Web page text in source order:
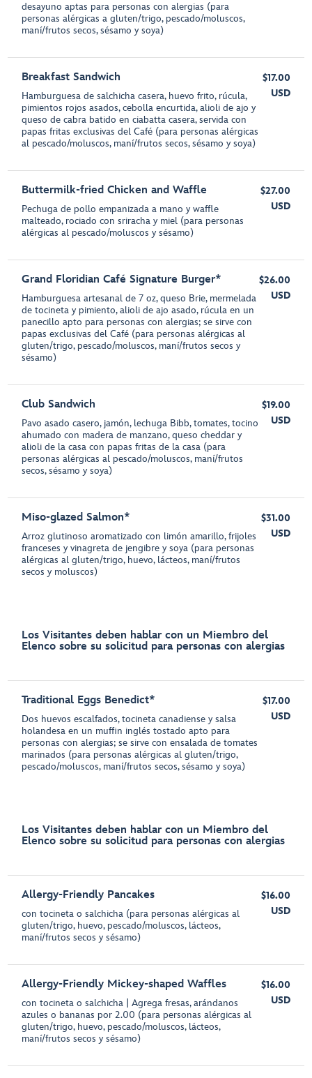
desayuno aptas para personas con alergias (para
personas alérgicas a gluten/trigo, pescado/moluscos,
maní/frutos secos, sésamo y soya)
Breakfast Sandwich
Hamburguesa de salchicha casera, huevo frito, rúcula,
pimientos rojos asados, cebolla encurtida, alioli de ajo y
queso de cabra batido en ciabatta casera, servida con
papas fritas exclusivas del Café (para personas alérgicas
al pescado/moluscos, maní/frutos secos, sésamo y soya)
$17.00
USD
Buttermilk-fried Chicken and Waffle
Pechuga de pollo empanizada a mano y waffle
malteado, rociado con sriracha y miel (para personas
alérgicas al pescado/moluscos y sésamo)
$27.00
USD
Grand Floridian Café Signature Burger*
Hamburguesa artesanal de 7 oz, queso Brie, mermelada
de tocineta y pimiento, alioli de ajo asado, rúcula en un
panecillo apto para personas con alergias; se sirve con
papas exclusivas del Café (para personas alérgicas al
gluten/trigo, pescado/moluscos, maní/frutos secos y
sésamo)
$26.00
USD
Club Sandwich
Pavo asado casero, jamón, lechuga Bibb, tomates, tocino
ahumado con madera de manzano, queso cheddar y
alioli de la casa con papas fritas de la casa (para
personas alérgicas al pescado/moluscos, maní/frutos
secos, sésamo y soya)
$19.00
USD
Miso-glazed Salmon*
Arroz glutinoso aromatizado con limón amarillo, frijoles
franceses y vinagreta de jengibre y soya (para personas
alérgicas al gluten/trigo, huevo, lácteos, maní/frutos
secos y moluscos)
$31.00
USD
Los Visitantes deben hablar con un Miembro del
Elenco sobre su solicitud para personas con alergias
Traditional Eggs Benedict*
Dos huevos escalfados, tocineta canadiense y salsa
holandesa en un muffin inglés tostado apto para
personas con alergias; se sirve con ensalada de tomates
marinados (para personas alérgicas al gluten/trigo,
pescado/moluscos, maní/frutos secos, sésamo y soya)
$17.00
USD
Los Visitantes deben hablar con un Miembro del
Elenco sobre su solicitud para personas con alergias
Allergy-Friendly Pancakes
con tocineta o salchicha (para personas alérgicas al
gluten/trigo, huevo, pescado/moluscos, lácteos,
maní/frutos secos y sésamo)
$16.00
USD
Allergy-Friendly Mickey-shaped Waffles
con tocineta o salchicha | Agrega fresas, arándanos
azules o bananas por 2.00 (para personas alérgicas al
gluten/trigo, huevo, pescado/moluscos, lácteos,
maní/frutos secos y sésamo)
$16.00
USD